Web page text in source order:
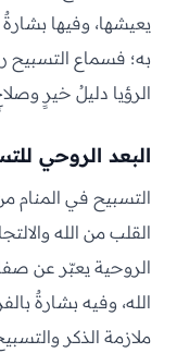
يعيشها، وفيها
به؛ فسماع
الرؤيا دليلُ خيرٍ
البعد الروحي
التسبيح في المنام
القلب من الله
الروحية يعبّر عن
الله، وفيه بشارةٌ
ملازمة الذكر